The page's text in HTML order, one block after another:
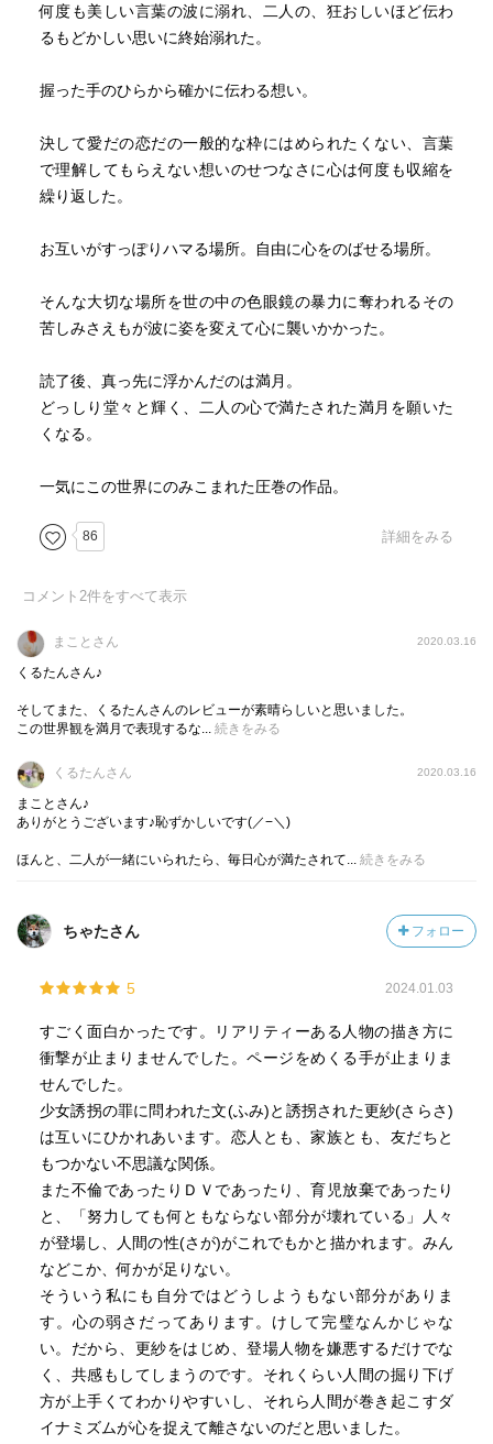
何度も美しい言葉の波に溺れ、二人の、狂おしいほど伝わ
るもどかしい思いに終始溺れた。
握った手のひらから確かに伝わる想い。
決して愛だの恋だの一般的な枠にはめられたくない、言葉
で理解してもらえない想いのせつなさに心は何度も収縮を
繰り返した。
お互いがすっぽりハマる場所。自由に心をのばせる場所。
そんな大切な場所を世の中の色眼鏡の暴力に奪われるその
苦しみさえもが波に姿を変えて心に襲いかかった。
読了後、真っ先に浮かんだのは満月。
どっしり堂々と輝く、二人の心で満たされた満月を願いた
くなる。
一気にこの世界にのみこまれた圧巻の作品。
86 詳細をみる
コメント 2件をすべて表示
まことさん 2020.03.16
くるたんさん♪
そしてまた、くるたんさんのレビューが素晴らしいと思いました。
この世界観を満月で表現するな... 続きをみる
くるたんさん 2020.03.16
まことさん♪
ありがとうございます♪恥ずかしいです(／−＼)
ほんと、二人が一緒にいられたら、毎日心が満たされて... 続きをみる
ちゃたさん フォロー
5 2024.01.03
すごく面白かったです。リアリティーある人物の描き方に
衝撃が止まりませんでした。ページをめくる手が止まりま
せんでした。
少女誘拐の罪に問われた文(ふみ)と誘拐された更紗(さらさ)
は互いにひかれあいます。恋人とも、家族とも、友だちと
もつかない不思議な関係。
また不倫であったりＤＶであったり、育児放棄であったり
と、「努力しても何ともならない部分が壊れている」人々
が登場し、人間の性(さが)がこれでもかと描かれます。みん
などこか、何かが足りない。
そういう私にも自分ではどうしようもない部分がありま
す。心の弱さだってあります。けして完璧なんかじゃな
い。だから、更紗をはじめ、登場人物を嫌悪するだけでな
く、共感もしてしまうのです。それくらい人間の掘り下げ
方が上手くてわかりやすいし、それら人間が巻き起こすダ
イナミズムが心を捉えて離さないのだと思いました。